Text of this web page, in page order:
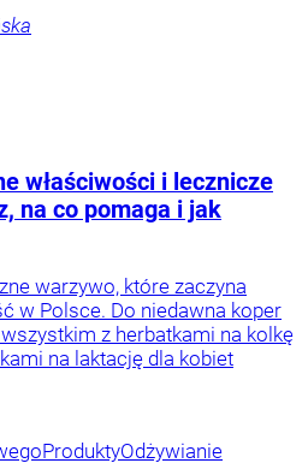
właściwości i lecznicze
na co pomaga i jak
warzywo, które zaczyna
w Polsce. Do niedawna koper
z herbatkami na kolkę
na laktację dla kobiet
ProduktyOdżywianie